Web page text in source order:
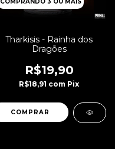
COMPRANDO 3 OU MAIS
Tharkisis - Rainha dos
Dragões
R$19,90
R$18,91 com Pix